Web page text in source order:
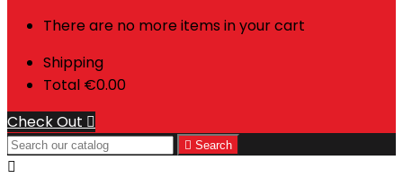
There are no more items in your cart
Shipping
Total €0.00
Check Out 
 Search
